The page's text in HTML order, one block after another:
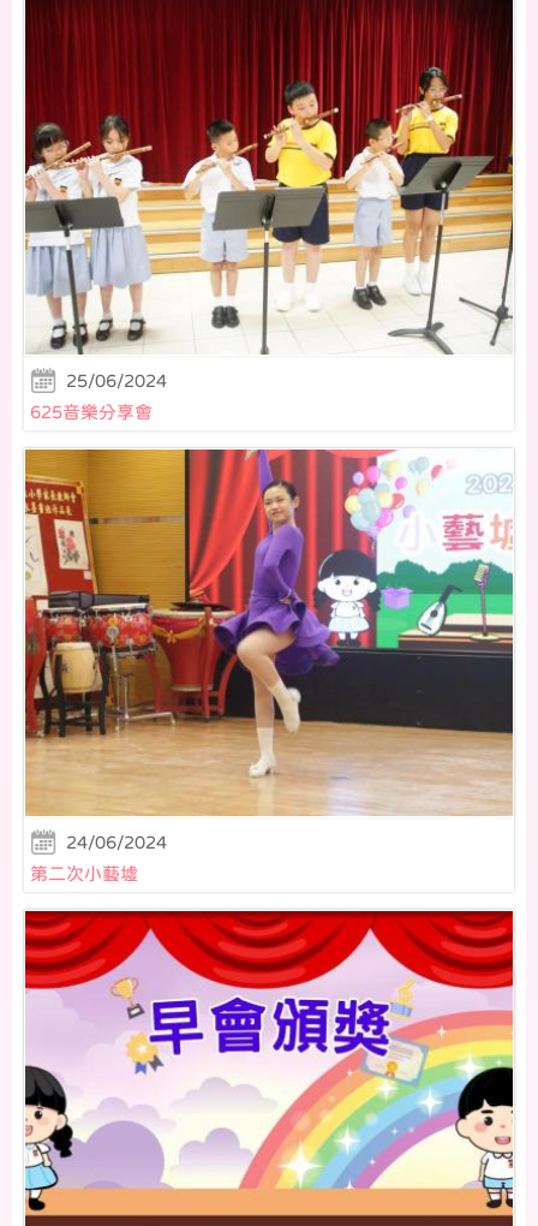
25/06/2024
625音樂分享會
24/06/2024
第二次小藝墟